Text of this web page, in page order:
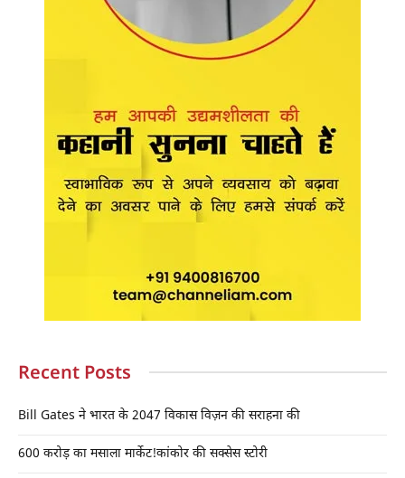
Recent Posts
Bill Gates ने भारत के 2047 विकास विज़न की सराहना की
600 करोड़ का मसाला मार्केट!कांकोर की सक्सेस स्टोरी